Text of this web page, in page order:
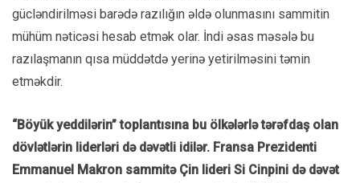
gücləndirilməsi barədə razılığın əldə olunmasını sammitin
mühüm nəticəsi hesab etmək olar. İndi əsas məsələ bu
razılaşmanın qısa müddətdə yerinə yetirilməsini təmin
etməkdir.
“Böyük yeddilərin” toplantısına bu ölkələrlə tərəfdaş olan
dövlətlərin liderləri də dəvətli idilər. Fransa Prezidenti
Emmanuel Makron sammitə Çin lideri Si Cinpini də dəvət